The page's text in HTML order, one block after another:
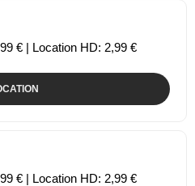
€ | Location HD: 2,99 €
€ | Location HD: 2,99 €